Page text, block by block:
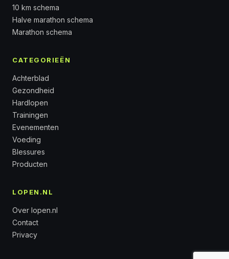
10 km schema
Halve marathon schema
Marathon schema
CATEGORIEËN
Achterblad
Gezondheid
Hardlopen
Trainingen
Evenementen
Voeding
Blessures
Producten
LOPEN.NL
Over lopen.nl
Contact
Privacy